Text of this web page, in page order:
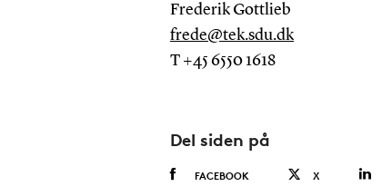
Frederik Gottlieb
frede@tek.sdu.dk
T +45 6550 1618
Del siden på
FACEBOOK X